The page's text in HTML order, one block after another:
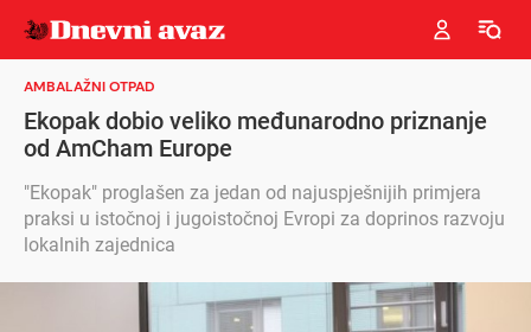
AMBALAŽNI OTPAD
Ekopak dobio veliko međunarodno priznanje
od AmCham Europe
"Ekopak" proglašen za jedan od najuspješnijih primjera
praksi u istočnoj i jugoistočnoj Evropi za doprinos razvoju
lokalnih zajednica